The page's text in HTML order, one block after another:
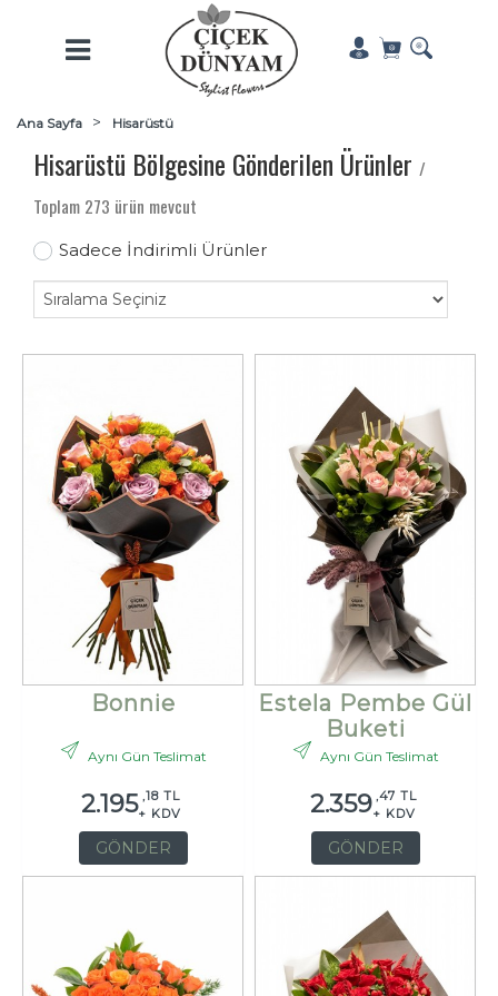
Ana Sayfa Hisarüstü
Hisarüstü Bölgesine Gönderilen Ürünler /
Toplam 273 ürün mevcut
Sadece İndirimli Ürünler
Bonnie
Aynı Gün Teslimat
2.195 ,18 TL
+ KDV
GÖNDER
Estela Pembe Gül
Buketi
Aynı Gün Teslimat
2.359 ,47 TL
+ KDV
GÖNDER